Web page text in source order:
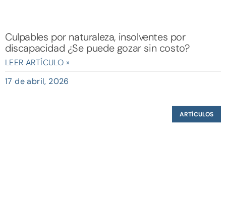
Culpables por naturaleza, insolventes por
discapacidad ¿Se puede gozar sin costo?
LEER ARTÍCULO »
17 de abril, 2026
ARTÍCULOS